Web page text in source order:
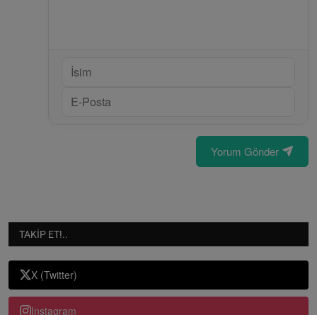
Yorum Gönder
TAKIP ET!..
X (Twitter)
Instagram